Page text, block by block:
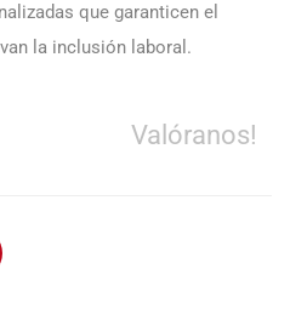
que garanticen el
la inclusión laboral.
Valóranos!